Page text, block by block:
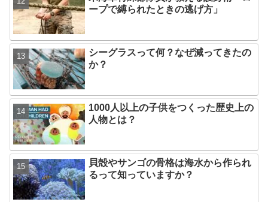
ープで縛られたときの逃げ方」
シーグラスって何？なぜ減ってきたの
か？
1000人以上の子供をつくった歴史上の
人物とは？
貝殻やサンゴの骨格は海水から作られ
るって知っていますか？